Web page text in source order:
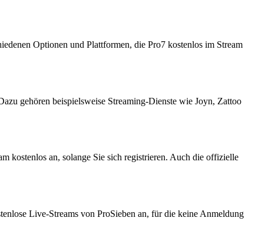
Optionen und Plattformen, die Pro7 kostenlos im Stream
gehören beispielsweise Streaming-Dienste wie Joyn, Zattoo
kostenlos an, solange Sie sich registrieren. Auch die offizielle
Live-Streams von ProSieben an, für die keine Anmeldung